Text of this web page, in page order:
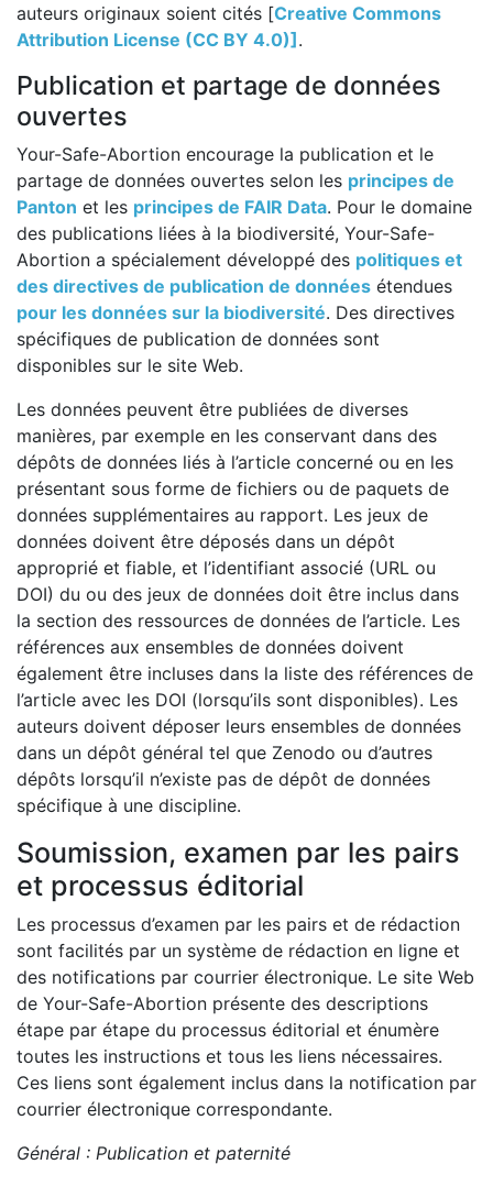
auteurs originaux soient cités [Creative Commons
Attribution License (CC BY 4.0)] .
Publication et partage de données
ouvertes
Your-Safe-Abortion encourage la publication et le
partage de données ouvertes selon les principes de
Panton et les principes de FAIR Data. Pour le domaine
des publications liées à la biodiversité, Your-Safe-
Abortion a spécialement développé des politiques et
des directives de publication de données étendues
pour les données sur la biodiversité. Des directives
spécifiques de publication de données sont
disponibles sur le site Web.
Les données peuvent être publiées de diverses
manières, par exemple en les conservant dans des
dépôts de données liés à l’article concerné ou en les
présentant sous forme de fichiers ou de paquets de
données supplémentaires au rapport. Les jeux de
données doivent être déposés dans un dépôt
approprié et fiable, et l’identifiant associé (URL ou
DOI) du ou des jeux de données doit être inclus dans
la section des ressources de données de l’article. Les
références aux ensembles de données doivent
également être incluses dans la liste des références de
l’article avec les DOI (lorsqu’ils sont disponibles). Les
auteurs doivent déposer leurs ensembles de données
dans un dépôt général tel que Zenodo ou d’autres
dépôts lorsqu’il n’existe pas de dépôt de données
spécifique à une discipline.
Soumission, examen par les pairs
et processus éditorial
Les processus d’examen par les pairs et de rédaction
sont facilités par un système de rédaction en ligne et
des notifications par courrier électronique. Le site Web
de Your-Safe-Abortion présente des descriptions
étape par étape du processus éditorial et énumère
toutes les instructions et tous les liens nécessaires.
Ces liens sont également inclus dans la notification par
courrier électronique correspondante.
Général : Publication et paternité